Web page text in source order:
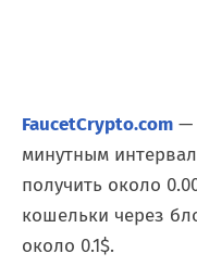
FaucetCrypto.com —
минутным
получить около
кошельки через
около 0.1$.